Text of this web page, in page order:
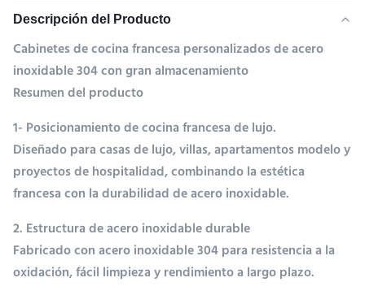
Descripción del Producto
Cabinetes de cocina francesa personalizados de acero
inoxidable 304 con gran almacenamiento
Resumen del producto
1- Posicionamiento de cocina francesa de lujo.
Diseñado para casas de lujo, villas, apartamentos modelo y
proyectos de hospitalidad, combinando la estética
francesa con la durabilidad de acero inoxidable.
2. Estructura de acero inoxidable durable
Fabricado con acero inoxidable 304 para resistencia a la
oxidación, fácil limpieza y rendimiento a largo plazo.